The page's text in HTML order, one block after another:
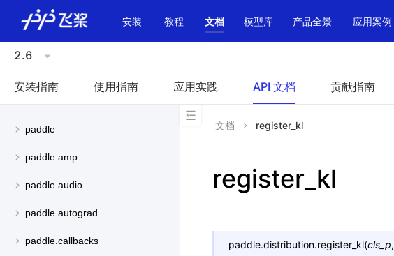
安装 教程 文档 模型库 产品全景 应用案例
2.6
安装指南 使用指南 应用实践 API 文档 贡献指南
paddle
paddle.amp
paddle.audio
paddle.autograd
paddle.callbacks
文档 register_kl
register_kl
paddle.distribution.register_kl(cls_p,